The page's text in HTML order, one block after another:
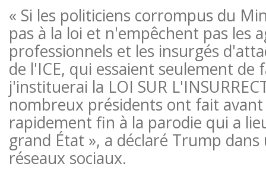
« Si les politiciens corrompus du
pas à la loi et n'empêchent pas les
professionnels et les insurgés
de l'ICE, qui essaient seulement de
j'instituerai la LOI SUR
nombreux présidents ont fait
rapidement fin à la parodie qui a
grand État », a déclaré Trump dans
réseaux sociaux.